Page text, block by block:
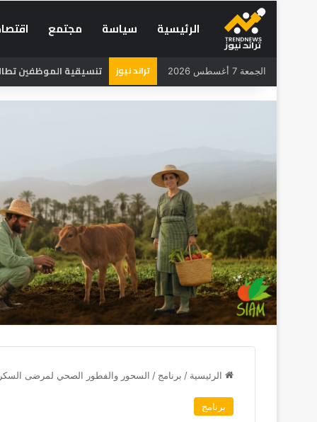
الرئيسية سياسة مجتمع
الجمعة 7 أغسطس 2026 تراند نيوز تنسيقية الموظفين
الرئيسية / برنامج / السحور والفطور الصحي لمرضى
برنامج